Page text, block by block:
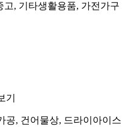
, 기타생활용품, 가전가구
기
공, 건어물상, 드라이아이스